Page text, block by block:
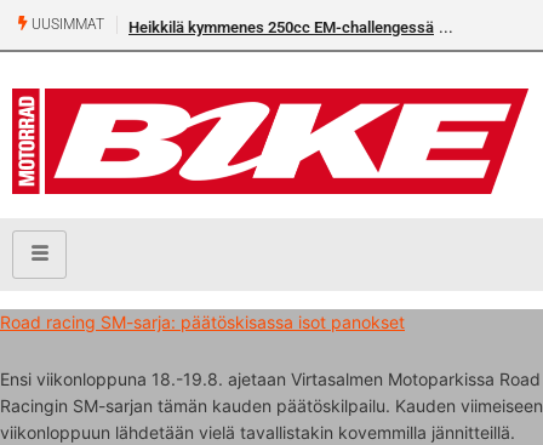
UUSIMMAT Heikkilä kymmenes 250cc EM-challengessä
Road racing SM-sarja: päätöskisassa isot panokset
Ensi viikonloppuna 18.-19.8. ajetaan Virtasalmen Motoparkissa Road
Racingin SM-sarjan tämän kauden päätöskilpailu. Kauden viimeiseen
viikonloppuun lähdetään vielä tavallistakin kovemmilla jännitteillä.